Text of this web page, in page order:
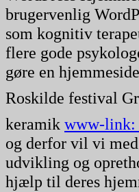
brugervenlig
som kognitiv
flere gode
gøre en
Roskilde festival
keramik www-link:
og derfor vil vi
udvikling og
hjælp til deres